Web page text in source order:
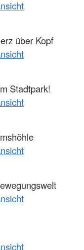
über Kopf
Stadtpark!